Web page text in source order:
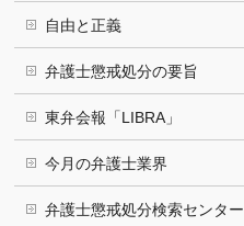
自由と正義
弁護士懲戒処分の要旨
東弁会報「LIBRA」
今月の弁護士業界
弁護士懲戒処分検索センター